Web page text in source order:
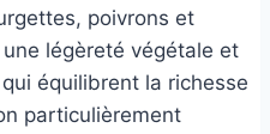
poivrons et
légèreté végétale et
équilibrent la richesse
particulièrement